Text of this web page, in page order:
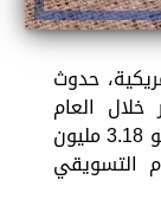
حدوث
العام
التسويقي 2025- 2026، ليبلغ الإنتاج نحو 3.18 مليون
العام التسويقي